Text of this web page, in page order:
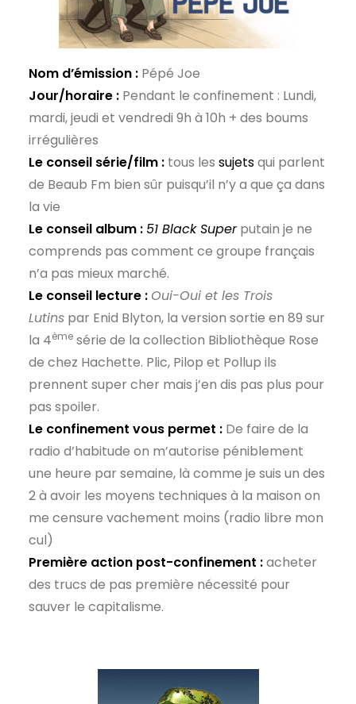
Nom d’émission : Pépé Joe
Jour/horaire : Pendant le confinement : Lundi,
mardi, jeudi et vendredi 9h à 10h + des boums
irrégulières
Le conseil série/film : tous les sujetsqui parlent
de Beaub Fm bien sûr puisqu’il n’y a que ça dans
la vie
Le conseil album : 51 Black Superputain je ne
comprends pas comment ce groupe français
n’a pas mieux marché.
Le conseil lecture : Oui-Oui et les Trois
Lutins par Enid Blyton, la version sortie en 89 sur
la 4ème série de la collection Bibliothèque Rose
de chez Hachette. Plic, Pilop et Pollup ils
prennent super cher mais j’en dis pas plus pour
pas spoiler.
Le confinement vous permet : De faire de la
radio d’habitude on m’autorise péniblement
une heure par semaine, là comme je suis un des
2 à avoir les moyens techniques à la maison on
me censure vachement moins (radio libre mon
cul)
Première action post-confinement :acheter
des trucs de pas première nécessité pour
sauver le capitalisme.